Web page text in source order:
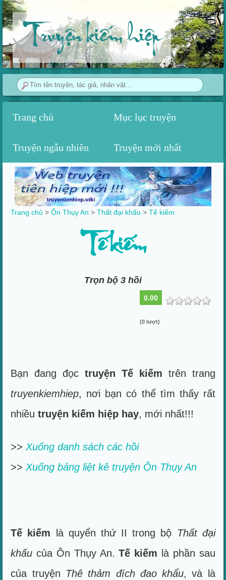
Truyện kiếm hiệp
Trang chủ Mục lục truyện
Truyện ngẫu nhiên Truyện mới nhất
Trang chủ >Ôn Thụy An >Thất đại khấu >‎Tế kiếm
Tế kiếm
Trọn bộ 3 hồi
0.00
(0 lượt)
Bạn đang đọctruyện Tế kiếm trên trang
truyenkiemhiep, nơi bạn có thể tìm thấy rất
nhiềutruyện kiếm hiệp hay, mới nhất!!!
>>Xuống danh sách các hồi
>>Xuống bảng liệt kê truyện Ôn Thụy An
Tế kiếm là quyển thứ II trong bộ Thất đại
khấu của Ôn Thụy An.Tế kiếm là phần sau
của truyện Thê thảm đích đao khẩu, và là